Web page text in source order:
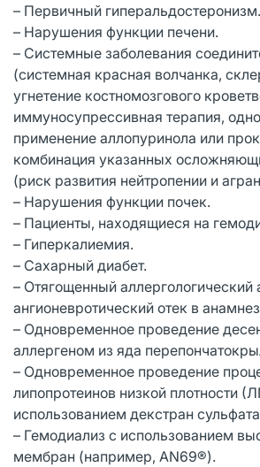
– Первичный гиперальдостеронизм.
– Нарушения функции печени.
– Системные заболевания
(системная красная волчанка,
угнетение костномозгового
иммуносупрессивная терапия,
применение аллопуринола или
комбинация указанных
(риск развития нейтропении и
– Нарушения функции почек.
– Пациенты, находящиеся на
– Гиперкалиемия.
– Сахарный диабет.
– Отягощенный аллергологический
ангионевротический отек в
– Одновременное проведение
аллергеном из яда
– Одновременное проведение
липопротеинов низкой плотности
использованием декстран
– Гемодиализ с использованием
мембран (например, AN69®).